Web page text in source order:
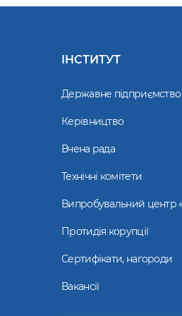
ІНСТИТУТ
Державне підприємство
Керівництво
Вчена рада
Технічні комітети
Випробувальний центр
Протидія корупції
Сертифікати, нагороди
Вакансії